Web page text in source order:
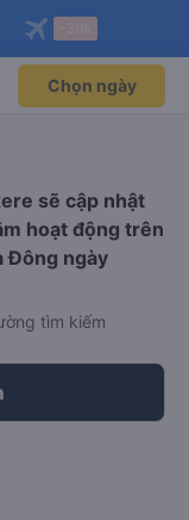
Mở app
qua
Mở app
Chọn ngày
sẽ cập nhật
hoạt động trên
Đông ngày
tìm kiếm